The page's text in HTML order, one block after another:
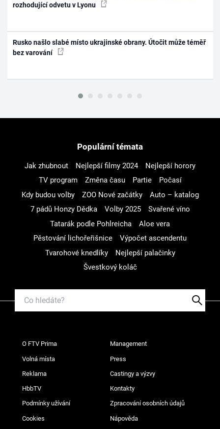
rozhodující odvetu v Lyonu
Rusko našlo slabé místo ukrajinské obrany. Útočit může téměř
bez varování
Populární témata
Jak zhubnout Nejlepší filmy 2024
Nejlepší horory
TV program
Změna času Partie
Počasí
Kdy budou volby
ZOO Nové začátky
Auto – katalog
7 pádů Honzy Dědka
Volby 2025
Svařené víno
Tatarák podle Pohlreicha
Aloe vera
Pěstování lichořeřišnice
Výpočet ascendentu
Tvarohové knedlíky
Nejlepší palačinky
Švestkový koláč
O FTV Prima Management
Volná místa Press
Reklama Castingy a výzvy
HbbTV Kontakty
Podmínky užívání Zpracování osobních údajů
Cookies Nápověda